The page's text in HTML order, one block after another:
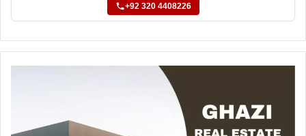
+92 320 4408226